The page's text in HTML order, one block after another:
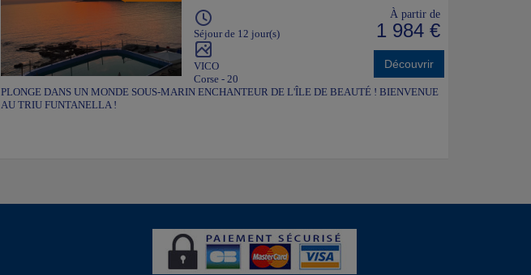
Séjour de 12 jour(s)
VICO
Corse - 20
À partir de
1 984 €
Découvrir
PLONGE DANS UN MONDE SOUS-MARIN ENCHANTEUR DE L'ÎLE DE BEAUTÉ ! BIENVENUE
AU TRIU FUNTANELLA !